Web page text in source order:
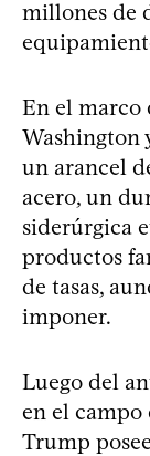
millones de
En el marco
Washington
un arancel
acero, un
siderúrgica
productos
de tasas,
imponer.
Luego del
en el campo
Trump